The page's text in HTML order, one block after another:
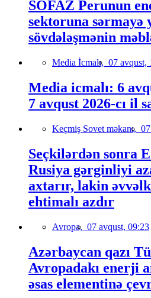
SOFAZ Perunun
sektoruna sərmayə
sövdələşmənin
Media İcmalı, 07 avqust,
Media icmalı: 6
7 avqust 2026-cı il
Keçmiş Sovet məkanı,
Seçkilərdən sonra
Rusiya gərginliyi
axtarır, lakin
ehtimalı azdır
Avropa, 07 avqust, 09:23
Azərbaycan qazı
Avropadakı enerji
əsas elementinə